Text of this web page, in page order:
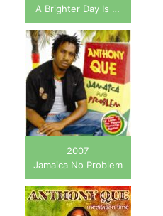
A Brighter Day Is …
2007
Jamaica No Problem